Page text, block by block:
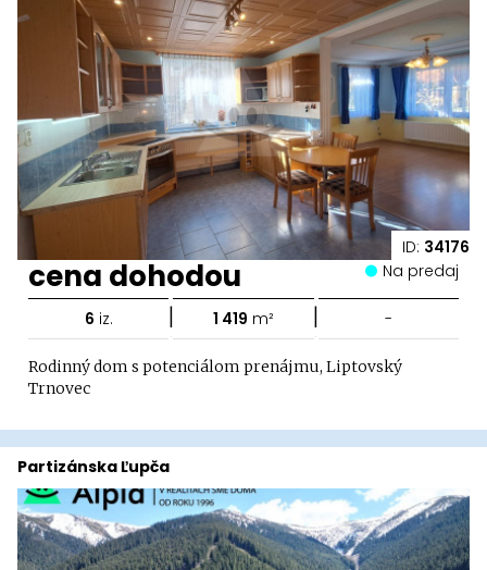
ID: 34176
cena dohodou Na predaj
6 iz. | 1 419 m² | -
Rodinný dom s potenciálom prenájmu, Liptovský
Trnovec
Partizánska Ľupča